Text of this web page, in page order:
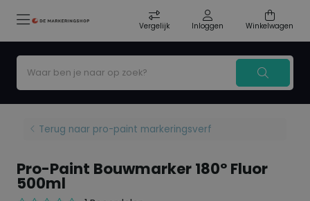
Vergelijk Inloggen Winkelwagen
Terug naar pro-paint markeringsverf
Pro-Paint Bouwmarker 180º Fluor
500ml